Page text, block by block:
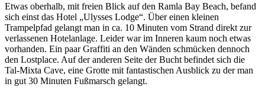
Etwas oberhalb, mit freien Blick auf den Ramla Bay Beach, befand
sich einst das Hotel „Ulysses Lodge“. Über einen kleinen
Trampelpfad gelangt man in ca. 10 Minuten vom Strand direkt zur
verlassenen Hotelanlage. Leider war im Inneren kaum noch etwas
vorhanden. Ein paar Graffiti an den Wänden schmücken dennoch
den Lostplace. Auf der anderen Seite der Bucht befindet sich die
Tal-Mixta Cave, eine Grotte mit fantastischen Ausblick zu der man
in gut 30 Minuten Fußmarsch gelangt.